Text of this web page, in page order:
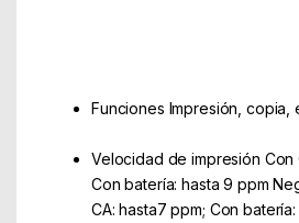
Funciones Impresión, copia,
Velocidad de impresión Con
Con batería: hasta 9 ppm
CA: hasta7 ppm; Con